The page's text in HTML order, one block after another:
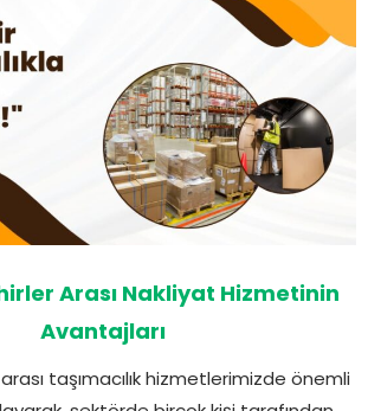
Arası Nakliyat Hizmetinin
Avantajları
taşımacılık hizmetlerimizde önemli